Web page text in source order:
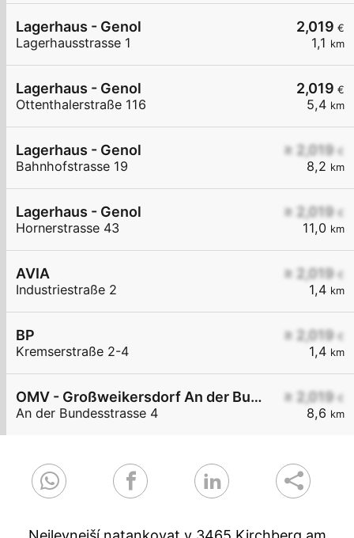
2,019 €
1,1 km
Lagerhaus - Genol
Lagerhausstrasse 1
2,019 €
5,4 km
Lagerhaus - Genol
Ottenthalerstraße 116
≥ 2,019 €
8,2 km
Lagerhaus - Genol
Bahnhofstrasse 19
≥ 2,019 €
11,0 km
Lagerhaus - Genol
Hornerstrasse 43
≥ 2,019 €
1,4 km
AVIA
Industriestraße 2
≥ 2,019 €
1,4 km
BP
Kremserstraße 2-4
≥ 2,019 €
8,6 km
OMV - Großweikersdorf An der Bundesstraße 4
An der Bundesstrasse 4